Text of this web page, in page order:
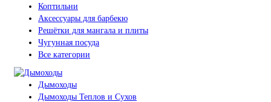
Коптильни
Аксессуары для барбекю
Решётки для мангала и плиты
Чугунная посуда
Все категории
Дымоходы
Дымоходы Теплов и Сухов